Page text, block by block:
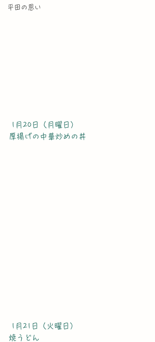
平田の思い
1月20日（月曜日）
厚揚げの中華炒めの丼
1月21日（火曜日）
焼うどん